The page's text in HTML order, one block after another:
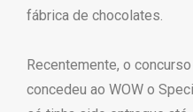
fábrica de chocolates.
Recentemente, o
concedeu ao WOW o